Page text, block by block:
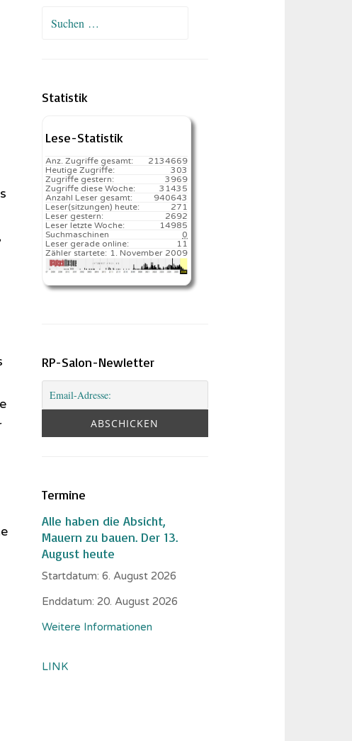
Suchen
Statistik
Lese-Statistik
2134669
Anz. Zugriffe gesamt:
303
Heutige Zugriffe:
3969
Zugriffe gestern:
31435
Zugriffe diese Woche:
940643
Anzahl Leser gesamt:
271️
Leser(sitzungen) heute:
2692
Leser gestern:
14985️
Leser letzte Woche:
0
Suchmaschinen
11
Leser gerade online:
1. November 2009
Zähler startete:
RP-Salon-Newletter
Termine
Alle haben die Absicht,
Mauern zu bauen. Der 13.
August heute
Startdatum:6. August 2026
Enddatum: 20. August 2026
Weitere Informationen
LINK